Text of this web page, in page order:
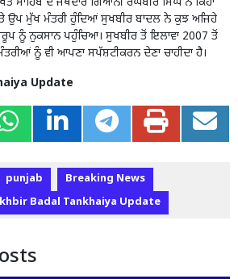
ਉਪ ਮੁੱਖ ਮੰਤਰੀ ਹੁੰਦਿਆਂ ਸੁਖਬੀਰ ਬਾਦਲ ਨੇ ਕੁਝ ਅਜਿਹੇ
ਨੂੰ ਨੁਕਸਾਨ ਪਹੁੰਚਿਆ। ਸੁਖਬੀਰ ਤੋਂ ਇਲਾਵਾ 2007 ਤੋਂ
ਨੂੰ ਵੀ ਆਪਣਾ ਸਪੱਸ਼ਟੀਕਰਨ ਦੇਣਾ ਚਾਹੀਦਾ ਹੈ।
Update
punjab
Breaking News
Badal Tankhaiya Update